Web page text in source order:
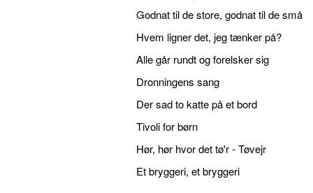
Godnat til de store, godnat til de små
Hvem ligner det, jeg tænker på?
Alle går rundt og forelsker sig
Dronningens sang
Der sad to katte på et bord
Tivoli for børn
Hør, hør hvor det tø'r - Tøvejr
Et bryggeri, et bryggeri